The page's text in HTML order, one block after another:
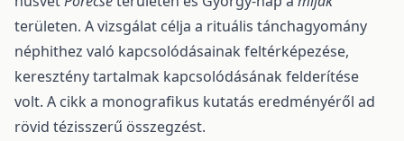
területen. A vizsgálat célja a rituális tánchagyomány
néphithez való kapcsolódásainak feltérképezése,
keresztény tartalmak kapcsolódásának felderítése
volt. A cikk a monografikus kutatás eredményéről ad
rövid tézisszerű összegzést.